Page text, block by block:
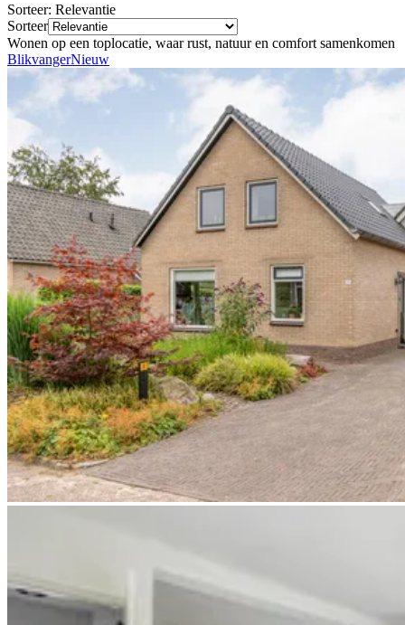
Sorteer: Relevantie
Sorteer
Wonen op een toplocatie, waar rust, natuur en comfort samenkomen
BlikvangerNieuw